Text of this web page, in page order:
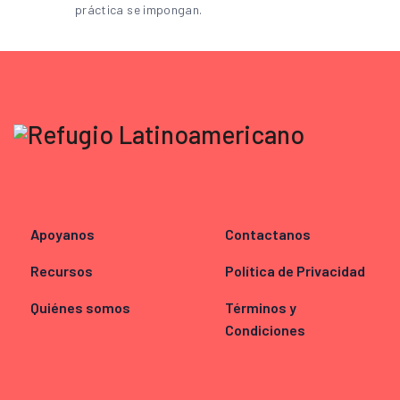
práctica se impongan.
Apoyanos
Recursos
Quiénes somos
Contactanos
Política de Privacidad
Términos y
Condiciones